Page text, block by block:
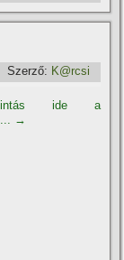
Szerző: K@rcsi
ide a
→